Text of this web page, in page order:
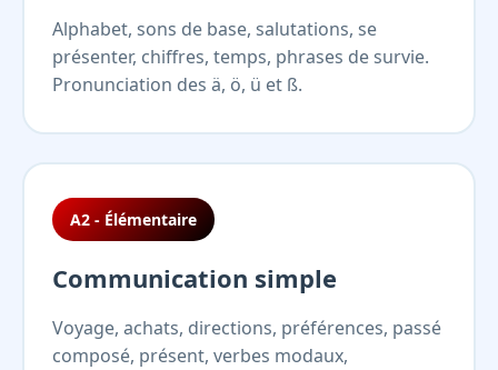
Alphabet, sons de base, salutations, se
présenter, chiffres, temps, phrases de survie.
Pronunciation des ä, ö, ü et ß.
A2 - Élémentaire
Communication simple
Voyage, achats, directions, préférences, passé
composé, présent, verbes modaux,